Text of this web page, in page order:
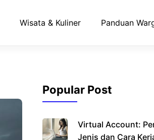
Wisata & Kuliner Panduan
Popular Post
Virtual Account:
Jenis dan Cara